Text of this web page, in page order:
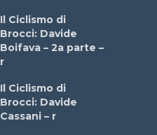
Il Ciclismo di
Brocci: Davide
Boifava – 2a parte –
r
Il Ciclismo di
Brocci: Davide
Cassani – r